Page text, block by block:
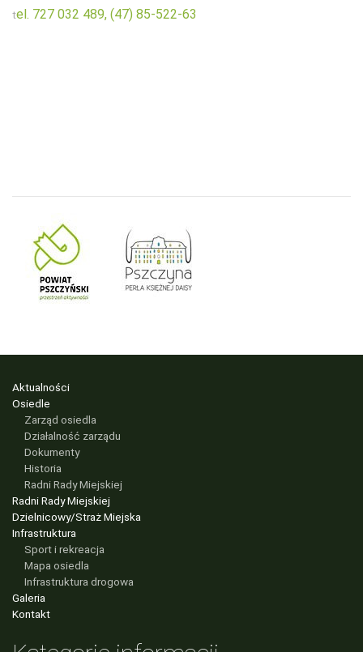
tel. 727 032 489, (47) 85-522-63
Aktualności
Osiedle
Zarząd osiedla
Działalność zarządu
Dokumenty
Historia
Radni Rady Miejskiej
Radni Rady Miejskiej
Dzielnicowy/Straż Miejska
Infrastruktura
Sport i rekreacja
Mapa osiedla
Infrastruktura drogowa
Galeria
Kontakt